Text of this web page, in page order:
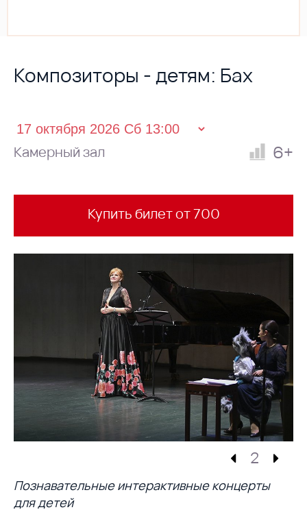
Композиторы - детям: Бах
Камерный зал 6+
Купить билет от 700
2
Познавательные интерактивные концерты
для детей